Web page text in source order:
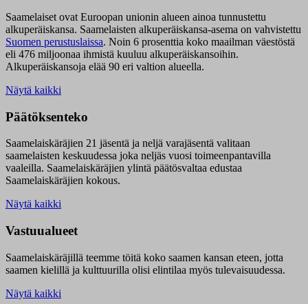
Saamelaiset ovat Euroopan unionin alueen ainoa tunnustettu
alkuperäiskansa. Saamelaisten alkuperäiskansa-asema on vahvistettu
Suomen perustuslaissa. Noin 6 prosenttia koko maailman väestöstä
eli 476 miljoonaa ihmistä kuuluu alkuperäiskansoihin.
Alkuperäiskansoja elää 90 eri valtion alueella.
Näytä kaikki
Päätöksenteko
Saamelaiskäräjien 21 jäsentä ja neljä varajäsentä valitaan
saamelaisten keskuudessa joka neljäs vuosi toimeenpantavilla
vaaleilla. Saamelaiskäräjien ylintä päätösvaltaa edustaa
Saamelaiskäräjien kokous.
Näytä kaikki
Vastuualueet
Saamelaiskäräjillä teemme töitä koko saamen kansan eteen, jotta
saamen kielillä ja kulttuurilla olisi elintilaa myös tulevaisuudessa.
Näytä kaikki